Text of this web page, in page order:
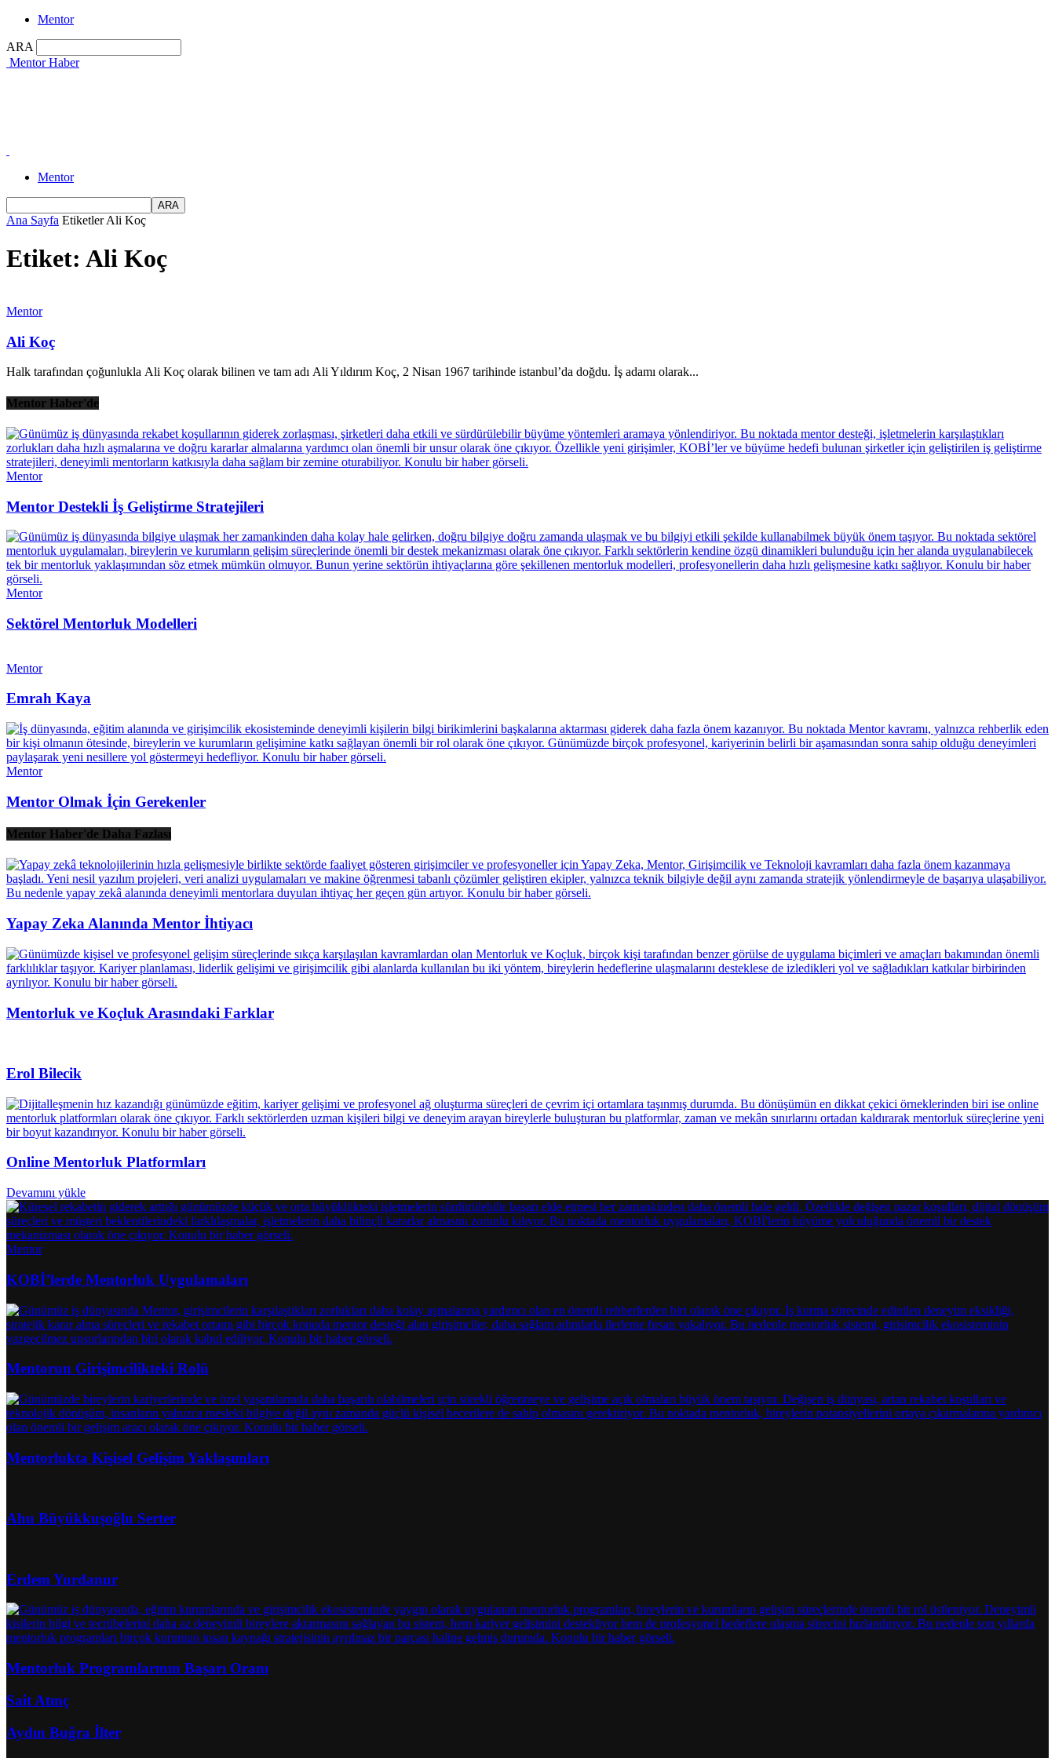
Mentor
ARA
Mentor Haber
Mentor
Ana Sayfa Etiketler Ali Koç
Etiket: Ali Koç
Mentor
Ali Koç
Halk tarafından çoğunlukla Ali Koç olarak bilinen ve tam adı Ali Yıldırım Koç, 2 Nisan 1967 tarihinde istanbul’da doğdu. İş adamı olarak...
Mentor Haber'de
Mentor
Mentor Destekli İş Geliştirme Stratejileri
Mentor
Sektörel Mentorluk Modelleri
Mentor
Emrah Kaya
Mentor
Mentor Olmak İçin Gerekenler
Mentor Haber'de Daha Fazlası
Yapay Zeka Alanında Mentor İhtiyacı
Mentorluk ve Koçluk Arasındaki Farklar
Erol Bilecik
Online Mentorluk Platformları
Devamını yükle
Mentor
KOBİ’lerde Mentorluk Uygulamaları
Mentorun Girişimcilikteki Rolü
Mentorlukta Kişisel Gelişim Yaklaşımları
Ahu Büyükkuşoğlu Serter
Erdem Yurdanur
Mentorluk Programlarının Başarı Oranı
Sait Atınç
Aydın Buğra İlter